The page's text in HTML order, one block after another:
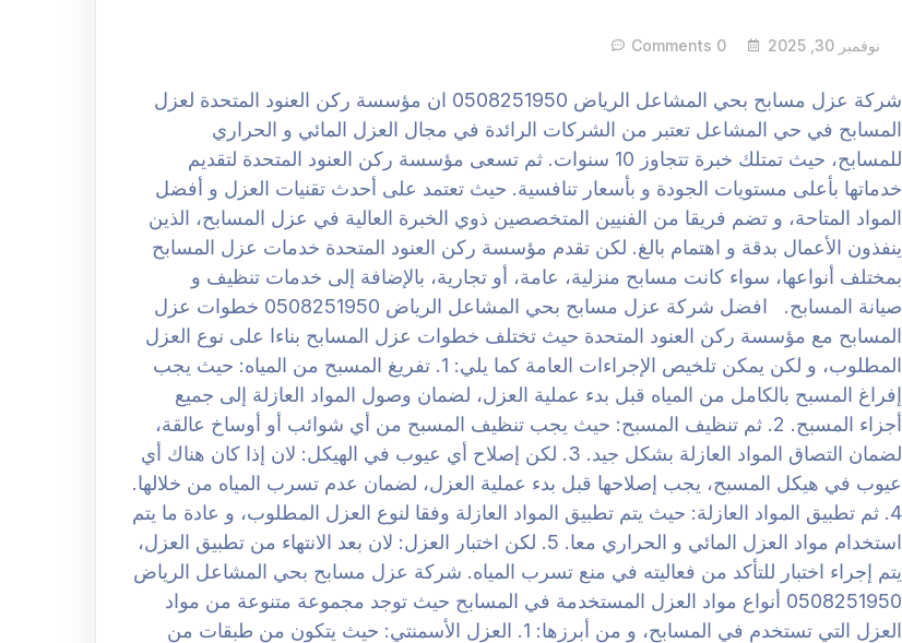
نوفمبر 30, 2025 0 Comments
شركة عزل مسابح بحي المشاعل الرياض 0508251950 ان مؤسسة ركن العنود المتحدة لعزل
المسابح في حي المشاعل تعتبر من الشركات الرائدة في مجال العزل المائي و الحراري
للمسابح، حيث تمتلك خبرة تتجاوز 10 سنوات. ثم تسعى مؤسسة ركن العنود المتحدة لتقديم
خدماتها بأعلى مستويات الجودة و بأسعار تنافسية. حيث تعتمد على أحدث تقنيات العزل و أفضل
المواد المتاحة، و تضم فريقا من الفنيين المتخصصين ذوي الخبرة العالية في عزل المسابح، الذين
ينفذون الأعمال بدقة و اهتمام بالغ. لكن تقدم مؤسسة ركن العنود المتحدة خدمات عزل المسابح
بمختلف أنواعها، سواء كانت مسابح منزلية، عامة، أو تجارية، بالإضافة إلى خدمات تنظيف و
صيانة المسابح. افضل شركة عزل مسابح بحي المشاعل الرياض 0508251950 خطوات عزل
المسابح مع مؤسسة ركن العنود المتحدة حيث تختلف خطوات عزل المسابح بناءا على نوع العزل
المطلوب، و لكن يمكن تلخيص الإجراءات العامة كما يلي: 1. تفريغ المسبح من المياه: حيث يجب
إفراغ المسبح بالكامل من المياه قبل بدء عملية العزل، لضمان وصول المواد العازلة إلى جميع
أجزاء المسبح. 2. ثم تنظيف المسبح: حيث يجب تنظيف المسبح من أي شوائب أو أوساخ عالقة،
لضمان التصاق المواد العازلة بشكل جيد. 3. لكن إصلاح أي عيوب في الهيكل: لان إذا كان هناك أي
عيوب في هيكل المسبح، يجب إصلاحها قبل بدء عملية العزل، لضمان عدم تسرب المياه من خلالها.
4. ثم تطبيق المواد العازلة: حيث يتم تطبيق المواد العازلة وفقا لنوع العزل المطلوب، و عادة ما يتم
استخدام مواد العزل المائي و الحراري معا. 5. لكن اختبار العزل: لان بعد الانتهاء من تطبيق العزل،
يتم إجراء اختبار للتأكد من فعاليته في منع تسرب المياه. شركة عزل مسابح بحي المشاعل الرياض
0508251950 أنواع مواد العزل المستخدمة في المسابح حيث توجد مجموعة متنوعة من مواد
العزل التي تستخدم في المسابح، و من أبرزها: 1. العزل الأسمنتي: حيث يتكون من طبقات من